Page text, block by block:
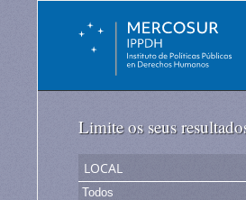
Limite os seus
local
Todos